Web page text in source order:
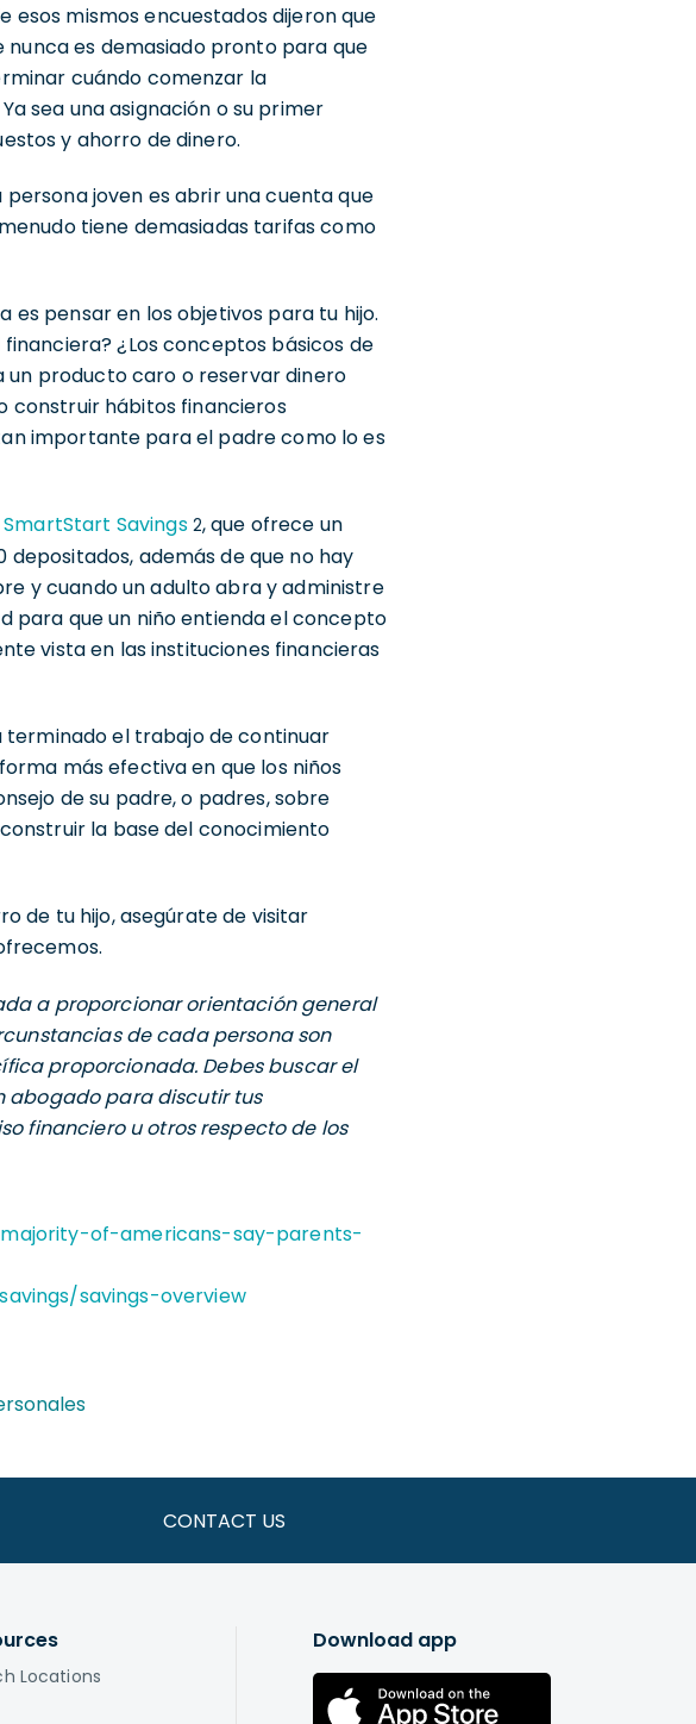
esos mismos encuestados dijeron que
nunca es demasiado pronto para que
cuándo comenzar la
sea una asignación o su primer
y ahorro de dinero.
joven es abrir una cuenta que
tiene demasiadas tarifas como
pensar en los objetivos para tu hijo.
¿Los conceptos básicos de
un producto caro o reservar dinero
construir hábitos financieros
importante para el padre como lo es
SmartStart Savings2, que ofrece un
depositados, además de que no hay
y cuando un adulto abra y administre
para que un niño entienda el concepto
vista en las instituciones financieras
terminado el trabajo de continuar
más efectiva en que los niños
de su padre, o padres, sobre
la base del conocimiento
de tu hijo, asegúrate de visitar
a proporcionar orientación general
de cada persona son
proporcionada. Debes buscar el
abogado para discutir tus
financiero u otros respecto de los
of-americans-say-parents-
savings-overview
CONTACT US
Locations
Download app